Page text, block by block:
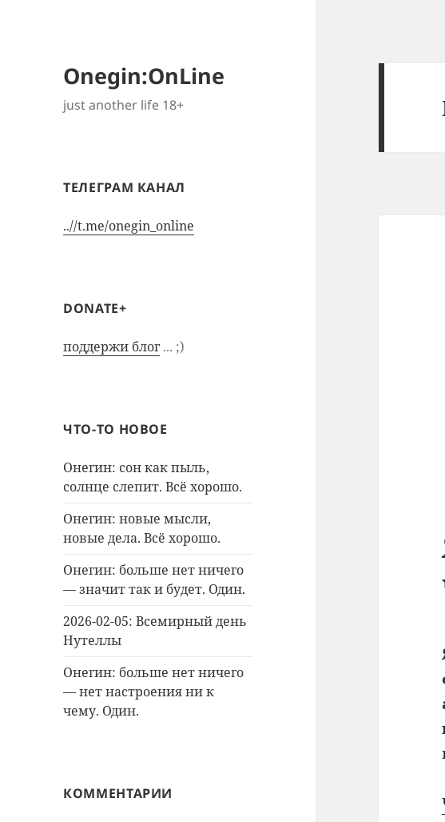
Onegin:OnLine
just another life 18+
ТЕЛЕГРАМ КАНАЛ
..//t.me/onegin_online
DONATE+
поддержи блог ... ;)
ЧТО-ТО НОВОЕ
Онегин: сон как пыль,
солнце слепит. Всё хорошо.
Онегин: новые мысли,
новые дела. Всё хорошо.
Онегин: больше нет ничего
— значит так и будет. Один.
2026-02-05: Всемирный день
Нутеллы
Онегин: больше нет ничего
— нет настроения ни к
чему. Один.
КОММЕНТАРИИ